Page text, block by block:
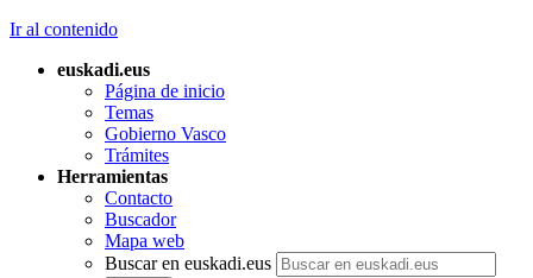
Ir al contenido
euskadi.eus
Página de inicio
Temas
Gobierno Vasco
Trámites
Herramientas
Contacto
Buscador
Mapa web
Buscar en euskadi.eus